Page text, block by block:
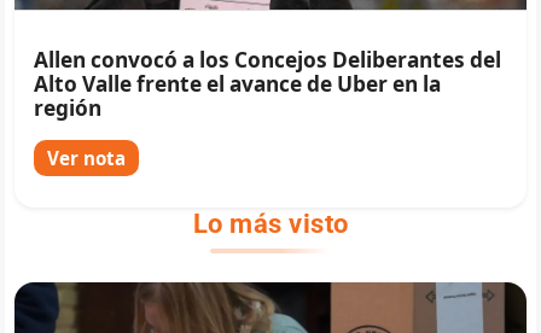
Allen convocó a los Concejos Deliberantes del
Alto Valle frente el avance de Uber en la
región
Ver nota
Lo más visto